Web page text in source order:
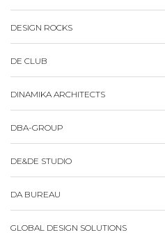
DESIGN ROCKS
DE CLUB
DINAMIKA ARCHITECTS
DBA-GROUP
DE&DE STUDIO
DA BUREAU
GLOBAL DESIGN SOLUTIONS